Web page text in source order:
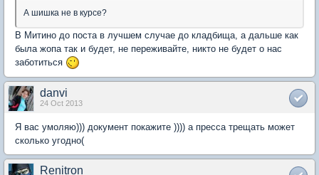
А шишка не в курсе?
В Митино до поста в лучшем случае до кладбища, а дальше как
была жопа так и будет, не переживайте, никто не будет о нас
заботиться
danvi
24 Oct 2013
Я вас умоляю))) документ покажите )))) а пресса трещать может
сколько угодно(
Renitron